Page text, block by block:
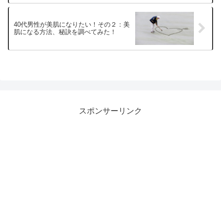
40代男性が美肌になりたい！その２：美
肌になる方法、秘訣を調べてみた！
スポンサーリンク